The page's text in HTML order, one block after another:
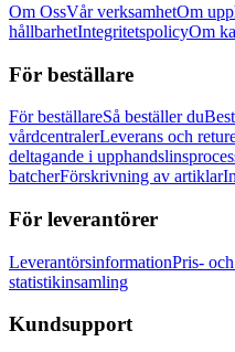
Om OssVår verksamhetOm
hållbarhetIntegritetspolicyOm
För beställare
För beställareSå beställer du
vårdcentralerLeverans och
deltagande i
batcherFörskrivning av artiklar
För leverantörer
LeverantörsinformationPris-
statistikinsamling
Kundsupport